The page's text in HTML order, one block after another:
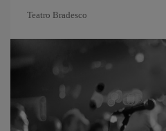
Teatro Bradesco